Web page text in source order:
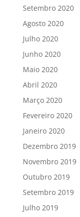
Setembro 2020
Agosto 2020
Julho 2020
Junho 2020
Maio 2020
Abril 2020
Março 2020
Fevereiro 2020
Janeiro 2020
Dezembro 2019
Novembro 2019
Outubro 2019
Setembro 2019
Julho 2019